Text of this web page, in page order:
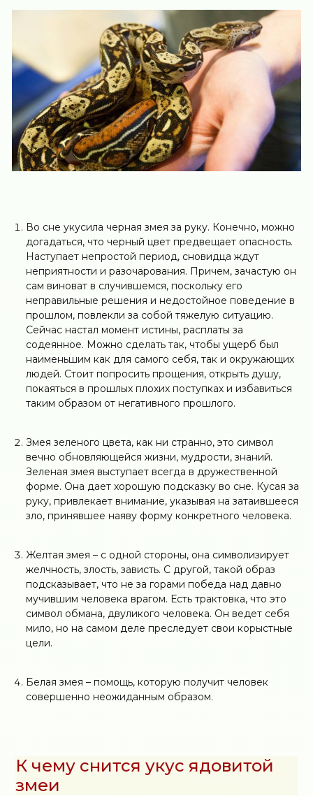
Во сне укусила черная змея за руку. Конечно, можно
догадаться, что черный цвет предвещает опасность.
Наступает непростой период, сновидца ждут
неприятности и разочарования. Причем, зачастую он
сам виноват в случившемся, поскольку его
неправильные решения и недостойное поведение в
прошлом, повлекли за собой тяжелую ситуацию.
Сейчас настал момент истины, расплаты за
содеянное. Можно сделать так, чтобы ущерб был
наименьшим как для самого себя, так и окружающих
людей. Стоит попросить прощения, открыть душу,
покаяться в прошлых плохих поступках и избавиться
таким образом от негативного прошлого.
Змея зеленого цвета, как ни странно, это символ
вечно обновляющейся жизни, мудрости, знаний.
Зеленая змея выступает всегда в дружественной
форме. Она дает хорошую подсказку во сне. Кусая за
руку, привлекает внимание, указывая на затаившееся
зло, принявшее наяву форму конкретного человека.
Желтая змея – с одной стороны, она символизирует
желчность, злость, зависть. С другой, такой образ
подсказывает, что не за горами победа над давно
мучившим человека врагом. Есть трактовка, что это
символ обмана, двуликого человека. Он ведет себя
мило, но на самом деле преследует свои корыстные
цели.
Белая змея – помощь, которую получит человек
совершенно неожиданным образом.
К чему снится укус ядовитой
змеи